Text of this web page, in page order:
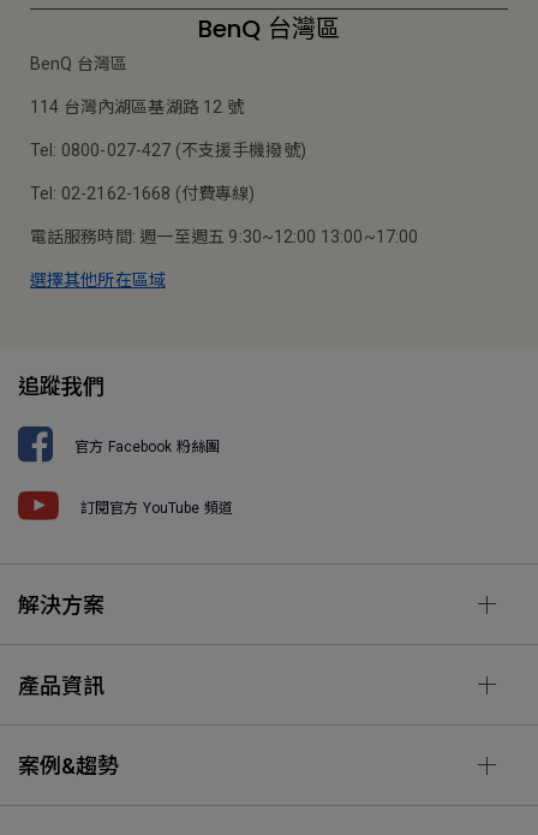
BenQ 台灣區
BenQ 台灣區
114 台灣內湖區基湖路 12 號
Tel: 0800-027-427 (不支援手機撥號)
Tel: 02-2162-1668 (付費專線)
電話服務時間: 週一至週五 9:30~12:00 13:00~17:00
選擇其他所在區域
追蹤我們
官方 Facebook 粉絲團
訂閱官方 YouTube 頻道
解決方案
產品資訊
案例&趨勢